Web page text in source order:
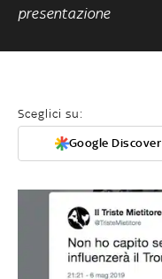
presentazione
Sceglici su:
Google Discover